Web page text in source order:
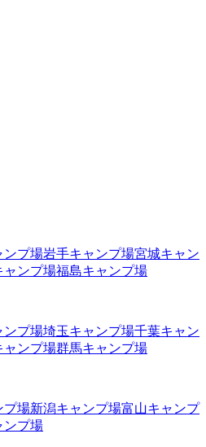
ンプ場岩手キャンプ場宮城キャン
ャンプ場福島キャンプ場
ンプ場埼玉キャンプ場千葉キャン
ャンプ場群馬キャンプ場
プ場新潟キャンプ場富山キャンプ
ンプ場